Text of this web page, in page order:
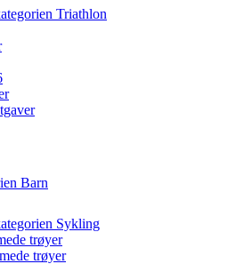
Triathlon
Barn
Sykling
trøyer
trøyer